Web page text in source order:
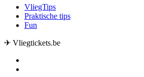
VliegTips
Praktische tips
Fun
✈ Vliegtickets.be